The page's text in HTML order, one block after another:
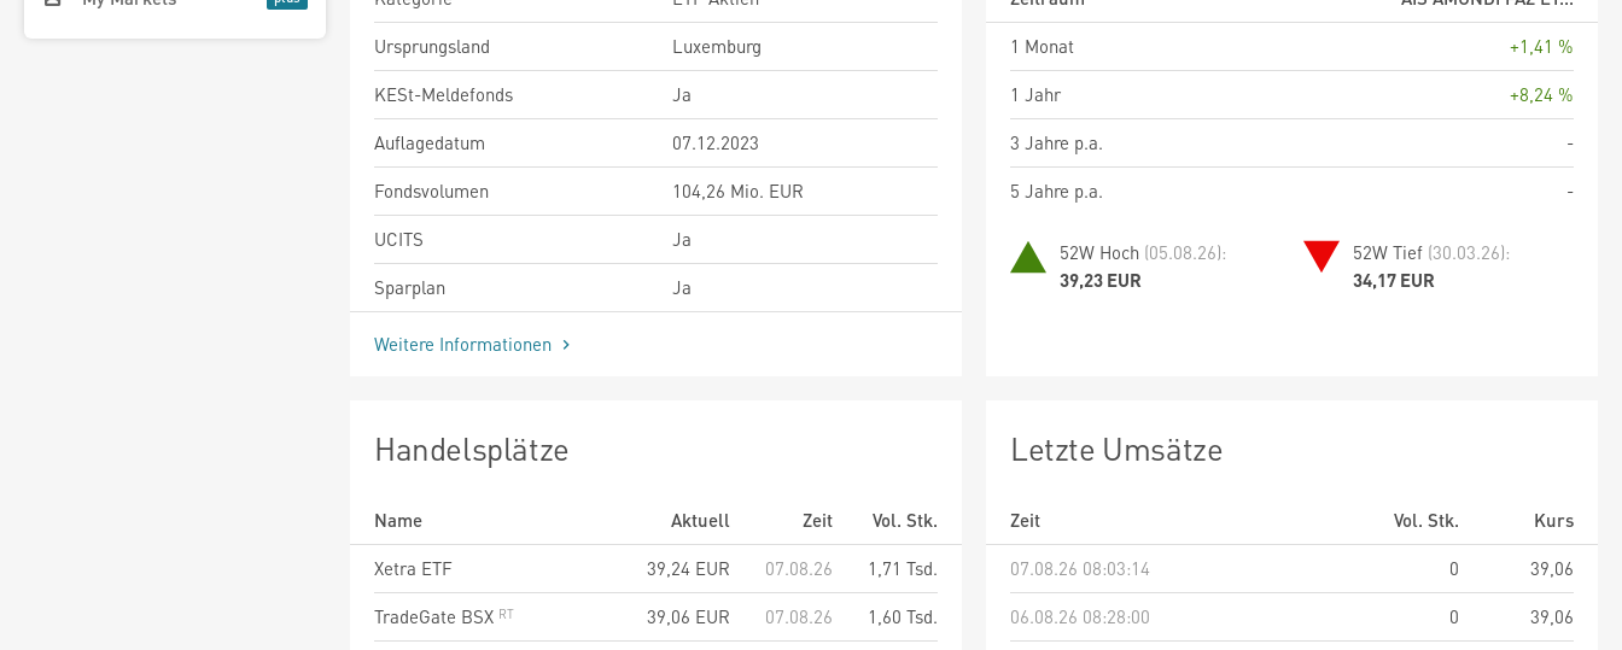
Ursprungsland
Luxemburg
KESt-Meldefonds
Ja
Auflagedatum
07.12.2023
Fondsvolumen
104,26 Mio. EUR
UCITS
Ja
Sparplan
Ja
Weitere Informationen
1 Monat
+1,41 %
1 Jahr
+8,24 %
3 Jahre p.a.
-
5 Jahre p.a.
-
52W Hoch (05.08.26):
39,23 EUR
52W Tief (30.03.26):
34,17 EUR
Handelsplätze
Name Aktuell Zeit
Vol. Stk.
Xetra ETF
39,24 EUR 07.08.26
1,71 Tsd.
TradeGate BSX
39,06 EUR 07.08.26
1,60 Tsd.
Letzte Umsätze
Zeit Vol. Stk.
Kurs
07.08.26 08:03:14
0
39,06
06.08.26 08:28:00
0
39,06